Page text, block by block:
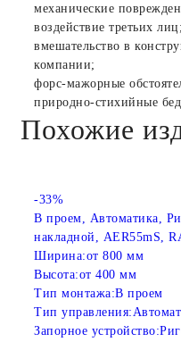
механические
воздействие третьих лиц;
вмешательство в
компании;
форс-мажорные
природно-стихийные
Похожие
-33%
В проем, Автоматика,
накладной, AER55mS,
Ширина:от 800 мм
Высота:от 400 мм
Тип монтажа:В проем
Тип управления:
Запорное устройство: